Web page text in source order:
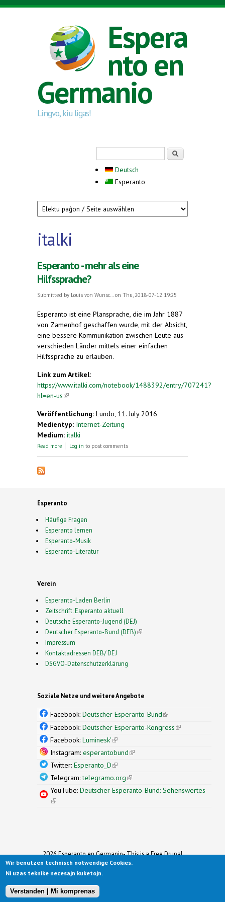
Skip to main content
Espera
nto en
Germanio
Lingvo, kiu ligas!
Deutsch
Esperanto
italki
Esperanto - mehr als eine
Hilfssprache?
Submitted by Louis von Wunsc... on Thu, 2018-07-12 19:25
Esperanto ist eine Plansprache, die im Jahr 1887
von Zamenhof geschaffen wurde, mit der Absicht,
eine bessere Kommunikation zwischen Leute aus
verschieden Länder mittels einer einfachen
Hilfssprache zu erlauben.
Link zum Artikel:
https://www.italki.com/notebook/1488392/entry/707241?
hl=en-us(link is external)
Veröffentlichung: Lundo, 11. July 2016
Medientyp: Internet-Zeitung
Medium: italki
Read more about Esperanto - mehr als eine Hilfssprache?
Log in to post comments
Esperanto
Häufige Fragen
Esperanto lernen
Esperanto-Musik
Esperanto-Literatur
Verein
Esperanto-Laden Berlin
Zeitschrift: Esperanto aktuell
Deutsche Esperanto-Jugend (DEJ)
Deutscher Esperanto-Bund (DEB)(link is external)
Impressum
Kontaktadressen DEB/ DEJ
DSGVO-Datenschutzerklärung
Soziale Netze und weitere Angebote
Facebook: Deutscher Esperanto-Bund(link is
external)
Facebook: Deutscher Esperanto-Kongress(link is
Facebook: Luminesk'(link is external)
Instagram: esperantobund(link is external)
Twitter: Esperanto_D(link is external)
Telegram:telegramo.org(link is external)
YouTube: Deutscher Esperanto-Bund: Sehenswertes
(link is external)
2026 Esperanto en Germanio- This is a Free Drupal
Theme
Ported to Drupal for the Open Source Community by
Original design by
Wir benutzen technisch notwendige Cookies.
Ni uzas teknike necesajn kuketojn.
Verstanden | Mi komprenas